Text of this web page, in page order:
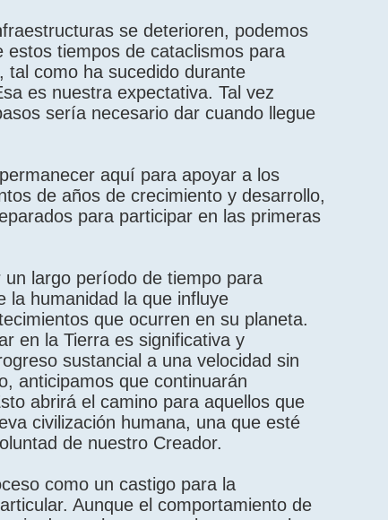
se deterioren, podemos
estos tiempos de cataclismos para
tal como ha sucedido durante
es nuestra expectativa. Tal vez
sería necesario dar cuando llegue
aquí para apoyar a los
de años de crecimiento y desarrollo,
para participar en las primeras
largo período de tiempo para
la humanidad la que influye
que ocurren en su planeta.
en la Tierra es significativa y
sustancial a una velocidad sin
anticipamos que continuarán
abrirá el camino para aquellos que
civilización humana, una que esté
de nuestro Creador.
como un castigo para la
Aunque el comportamiento de